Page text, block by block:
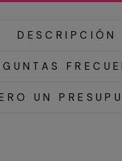
DESCRIPCIÓN
UN